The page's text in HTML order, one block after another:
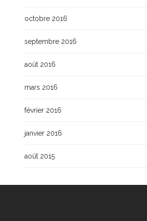
octobre 2016
septembre 2016
août 2016
mars 2016
février 2016
janvier 2016
août 2015